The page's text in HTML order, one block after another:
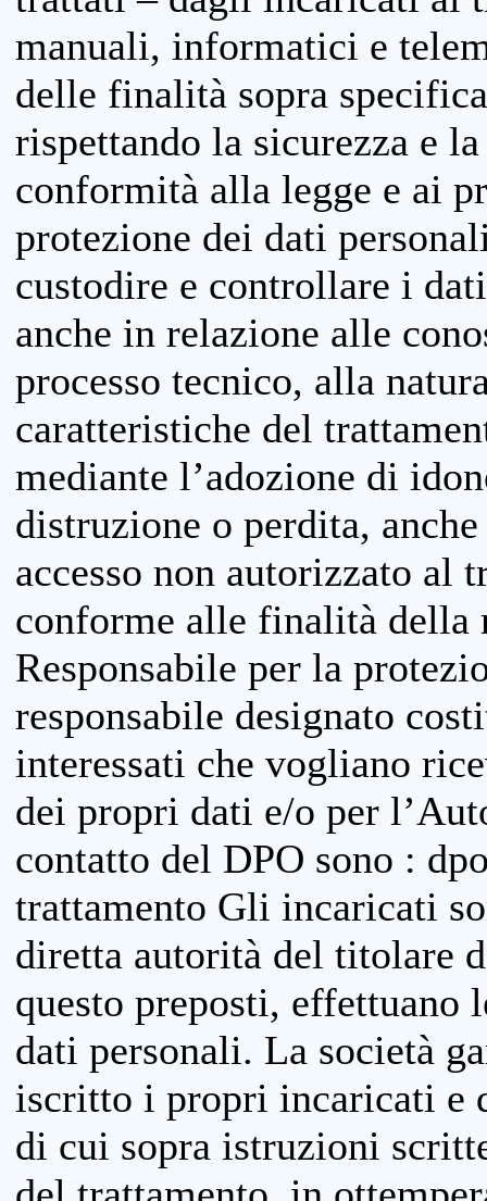
manuali, informatici e
delle finalità sopra
rispettando la sicurezza e
conformità alla legge e ai
protezione dei dati
custodire e controllare i
anche in relazione alle
processo tecnico, alla
caratteristiche del
mediante l’adozione di
distruzione o perdita,
accesso non autorizzato al
conforme alle finalità della
Responsabile per la
responsabile designato
interessati che vogliano
dei propri dati e/o per
contatto del DPO sono :
trattamento Gli incaricati
diretta autorità del titolare
questo preposti, effettuano
dati personali. La società
iscritto i propri incaricati e
di cui sopra istruzioni